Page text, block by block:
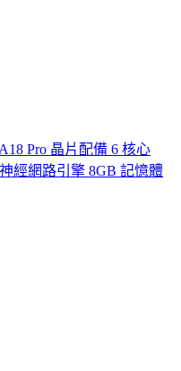
Pro 晶片配備 6 核心
經網路引擎 8GB 記憶體